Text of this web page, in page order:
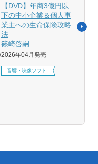
【DVD】年商3億円以
下の中小企業＆個人事
業主への生命保険攻略
法
篠崎啓嗣
2026年04月発売
音響・映像ソフト